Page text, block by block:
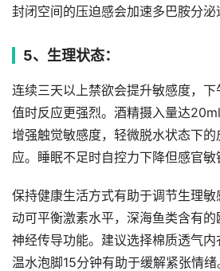
封闭空间的压迫感会加速多巴胺分泌
5、生理状态：
连续三天以上禁欲会提升敏感度，
值时反应更强烈。酒精摄入量达
增强触觉敏感度，轻微脱水状态下
应。睡眠不足时自控力下降但感官敏
保持健康生活方式有助于调节生理
动可平衡激素水平，深海鱼类含有
神经传导功能。建议选择棉质透气
温水泡脚15分钟有助于缓解紧张情